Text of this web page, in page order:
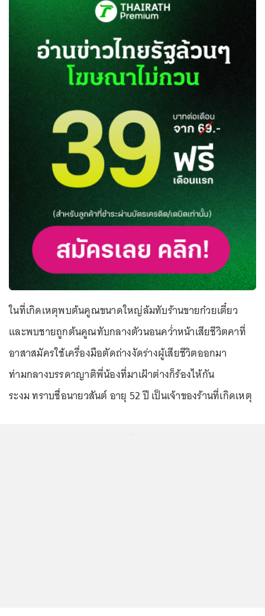
ในที่เกิดเหตุพบต้นคูณขนาดใหญ่ล้มทับร้านขายก๋วยเตี๋ยว
และพบชายถูกต้นคูณทับกลางตัวนอนคว่ำหน้าเสียชีวิตคาที่
อาสาสมัครใช้เครื่องมือตัดถ่างงัดร่างผู้เสียชีวิตออกมา
ท่ามกลางบรรดาญาติพี่น้องที่มาเฝ้าต่างก็ร้องไห้กัน
ระงม ทราบชื่อนายวสันต์ อายุ 52 ปี เป็นเจ้าของร้านที่เกิดเหตุ